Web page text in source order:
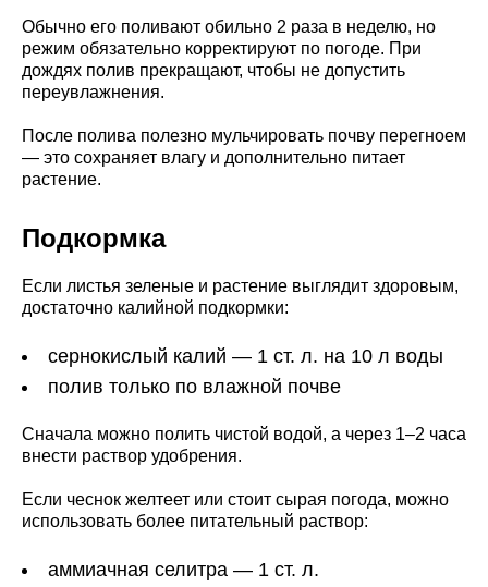
Обычно его поливают обильно 2 раза в неделю, но
режим обязательно корректируют по погоде. При
дождях полив прекращают, чтобы не допустить
переувлажнения.
После полива полезно мульчировать почву перегноем
— это сохраняет влагу и дополнительно питает
растение.
Подкормка
Если листья зеленые и растение выглядит здоровым,
достаточно калийной подкормки:
сернокислый калий — 1 ст. л. на 10 л воды
полив только по влажной почве
Сначала можно полить чистой водой, а через 1–2 часа
внести раствор удобрения.
Если чеснок желтеет или стоит сырая погода, можно
использовать более питательный раствор:
аммиачная селитра — 1 ст. л.